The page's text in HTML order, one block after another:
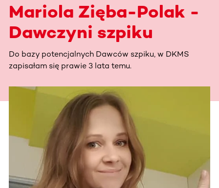
Mariola Zięba-Polak -
Dawczyni szpiku
Do bazy potencjalnych Dawców szpiku, w DKMS
zapisałam się prawie 3 lata temu.